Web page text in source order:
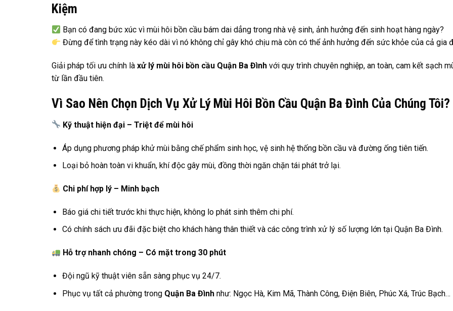
Kiệm
Bạn có đang bức xúc vì mùi hôi bồn cầu bám dai dẳng trong nhà vệ sinh, ảnh hưởng đến sinh hoạt hàng ngày?
Đừng để tình trạng này kéo dài vì nó không chỉ gây khó chịu mà còn có thể ảnh hưởng đến sức khỏe của cả gia
Giải pháp tối ưu chính là xử lý mùi hôi bồn cầu Quận Ba Đình với quy trình chuyên nghiệp, an toàn, cam kết sạch
từ lần đầu tiên.
Vì Sao Nên Chọn Dịch Vụ Xử Lý Mùi Hôi Bồn Cầu Quận Ba Đình Của Chúng Tôi?
Kỹ thuật hiện đại – Triệt để mùi hôi
Áp dụng phương pháp khử mùi bằng chế phẩm sinh học, vệ sinh hệ thống bồn cầu và đường ống tiên tiến.
Loại bỏ hoàn toàn vi khuẩn, khí độc gây mùi, đồng thời ngăn chặn tái phát trở lại.
Chi phí hợp lý – Minh bạch
Báo giá chi tiết trước khi thực hiện, không lo phát sinh thêm chi phí.
Có chính sách ưu đãi đặc biệt cho khách hàng thân thiết và các công trình xử lý số lượng lớn tại Quận Ba Đình.
Hỗ trợ nhanh chóng – Có mặt trong 30 phút
Đội ngũ kỹ thuật viên sẵn sàng phục vụ 24/7.
Phục vụ tất cả phường trong Quận Ba Đìnhnhư: Ngọc Hà, Kim Mã, Thành Công, Điện Biên, Phúc Xá, Trúc Bạch…